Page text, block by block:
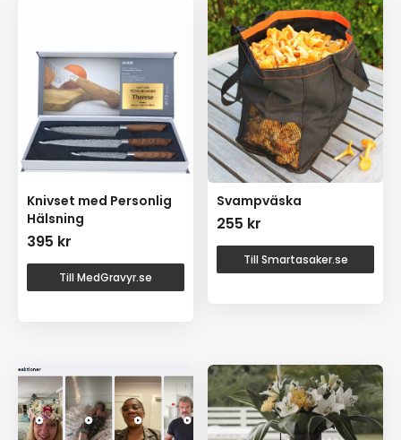
Knivset med Personlig
Hälsning
395 kr
Till MedGravyr.se
Svampväska
255 kr
Till Smartasaker.se